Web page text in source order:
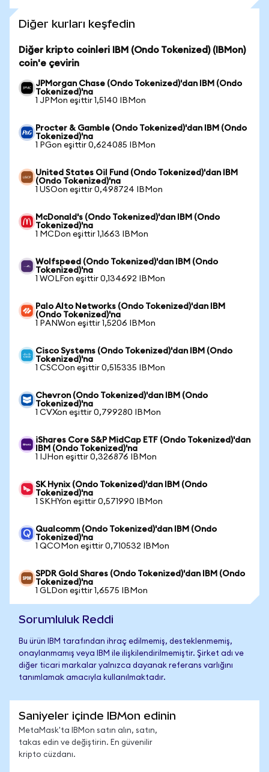
Diğer kurları keşfedin
Diğer kripto coinleri IBM (Ondo Tokenized) (IBMon)
coin'e çevirin
JPMorgan Chase (Ondo Tokenized)'dan IBM (Ondo
Tokenized)'na
1 JPMon eşittir 1,5140 IBMon
Procter & Gamble (Ondo Tokenized)'dan IBM (Ondo
Tokenized)'na
1 PGon eşittir 0,624085 IBMon
United States Oil Fund (Ondo Tokenized)'dan IBM
(Ondo Tokenized)'na
1 USOon eşittir 0,498724 IBMon
McDonald's (Ondo Tokenized)'dan IBM (Ondo
Tokenized)'na
1 MCDon eşittir 1,1663 IBMon
Wolfspeed (Ondo Tokenized)'dan IBM (Ondo
Tokenized)'na
1 WOLFon eşittir 0,134692 IBMon
Palo Alto Networks (Ondo Tokenized)'dan IBM
(Ondo Tokenized)'na
1 PANWon eşittir 1,5206 IBMon
Cisco Systems (Ondo Tokenized)'dan IBM (Ondo
Tokenized)'na
1 CSCOon eşittir 0,515335 IBMon
Chevron (Ondo Tokenized)'dan IBM (Ondo
Tokenized)'na
1 CVXon eşittir 0,799280 IBMon
iShares Core S&P MidCap ETF (Ondo Tokenized)'dan
IBM (Ondo Tokenized)'na
1 IJHon eşittir 0,326876 IBMon
SK Hynix (Ondo Tokenized)'dan IBM (Ondo
Tokenized)'na
1 SKHYon eşittir 0,571990 IBMon
Qualcomm (Ondo Tokenized)'dan IBM (Ondo
Tokenized)'na
1 QCOMon eşittir 0,710532 IBMon
SPDR Gold Shares (Ondo Tokenized)'dan IBM (Ondo
Tokenized)'na
1 GLDon eşittir 1,6575 IBMon
Sorumluluk Reddi
Bu ürün IBM tarafından ihraç edilmemiş, desteklenmemiş,
onaylanmamış veya IBM ile ilişkilendirilmemiştir. Şirket adı ve
diğer ticari markalar yalnızca dayanak referans varlığını
tanımlamak amacıyla kullanılmaktadır.
Saniyeler içinde IBMon edinin
MetaMask'ta IBMon satın alın, satın,
takas edin ve değiştirin. En güvenilir
kripto cüzdanı.